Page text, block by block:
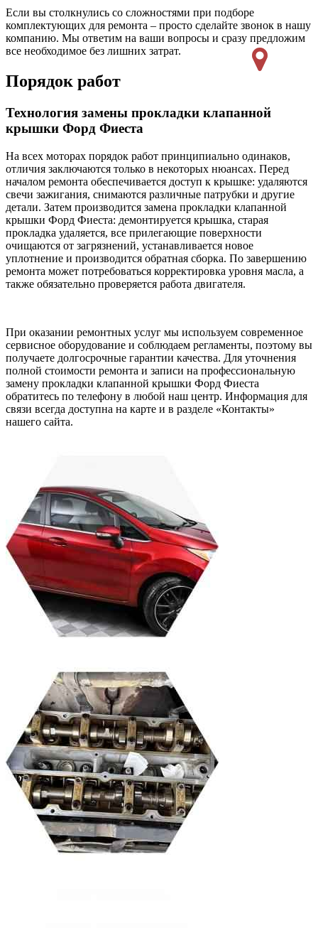
Если вы столкнулись со сложностями при подборе
комплектующих для ремонта – просто сделайте звонок в нашу
компанию. Мы ответим на ваши вопросы и сразу предложим
все необходимое без лишних затрат.
Порядок работ
Технология замены прокладки клапанной
крышки Форд Фиеста
На всех моторах порядок работ принципиально одинаков,
отличия заключаются только в некоторых нюансах. Перед
началом ремонта обеспечивается доступ к крышке: удаляются
свечи зажигания, снимаются различные патрубки и другие
детали. Затем производится замена прокладки клапанной
крышки Форд Фиеста: демонтируется крышка, старая
прокладка удаляется, все прилегающие поверхности
очищаются от загрязнений, устанавливается новое
уплотнение и производится обратная сборка. По завершению
ремонта может потребоваться корректировка уровня масла, а
также обязательно проверяется работа двигателя.
При оказании ремонтных услуг мы используем современное
сервисное оборудование и соблюдаем регламенты, поэтому вы
получаете долгосрочные гарантии качества. Для уточнения
полной стоимости ремонта и записи на профессиональную
замену прокладки клапанной крышки Форд Фиеста
обратитесь по телефону в любой наш центр. Информация для
связи всегда доступна на карте и в разделе «Контакты»
нашего сайта.